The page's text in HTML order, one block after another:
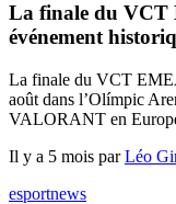
La finale du VCT
événement
La finale du VCT
août dans l’Olímpic
VALORANT en
Il y a 5 mois parLéo
esportnews